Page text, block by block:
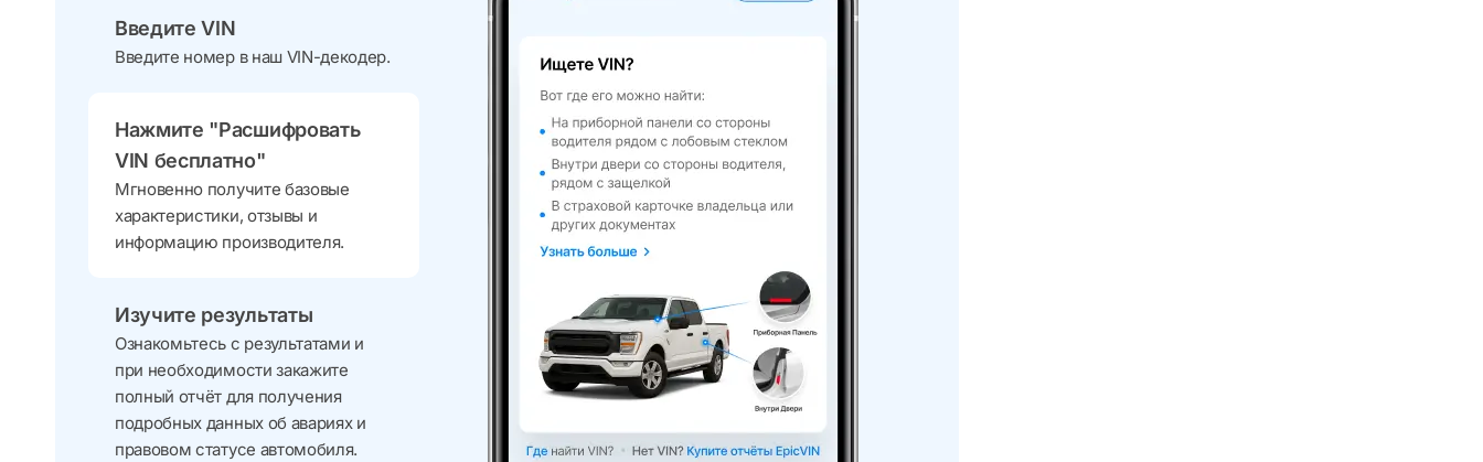
Введите VIN
Введите номер в наш VIN-декодер.
Нажмите "Расшифровать
VIN бесплатно"
Мгновенно получите базовые
характеристики, отзывы и
информацию производителя.
Изучите результаты
Ознакомьтесь с результатами и
при необходимости закажите
полный отчёт для получения
подробных данных об авариях и
правовом статусе автомобиля.